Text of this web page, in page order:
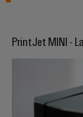
PrintJet MINI -